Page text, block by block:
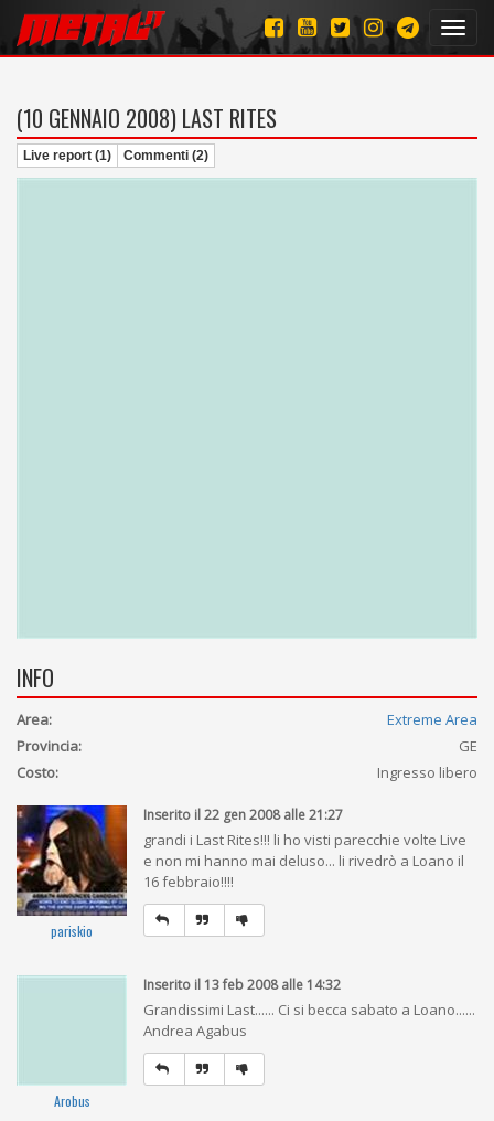
(10 GENNAIO 2008) LAST RITES
Live report (1) Commenti (2)
INFO
Area:
Extreme Area
Provincia:
GE
Costo:
Ingresso libero
pariskio
Inserito il 22 gen 2008 alle 21:27
grandi i Last Rites!!! li ho visti parecchie volte Live
e non mi hanno mai deluso... li rivedrò a Loano il
16 febbraio!!!!
Arobus
Inserito il 13 feb 2008 alle 14:32
Grandissimi Last...... Ci si becca sabato a Loano......
Andrea Agabus